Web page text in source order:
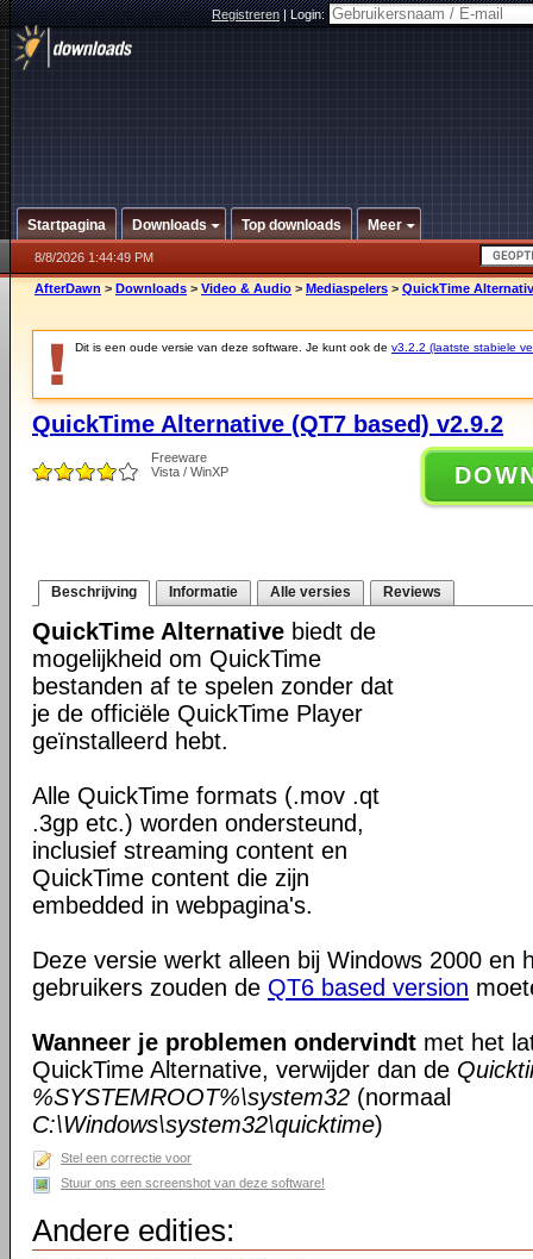
Registreren|Login:
Startpagina Downloads Top downloads Meer
8/8/2026 1:44:49 PM
AfterDawn > Downloads > Video & Audio > Mediaspelers > QuickTime
Dit is een oude versie van deze software. Je kunt ook de v3.2.2 (laatste stabiele
QuickTime Alternative (QT7 based) v2.9.2
Freeware
Vista / WinXP
Beschrijving Informatie Alle versies Reviews
QuickTime Alternative biedt de
mogelijkheid om QuickTime
bestanden af te spelen zonder dat
je de officiële QuickTime Player
geïnstalleerd hebt.
Alle QuickTime formats (.mov .qt
.3gp etc.) worden ondersteund,
inclusief streaming content en
QuickTime content die zijn
embedded in webpagina's.
Deze versie werkt alleen bij Windows 2000 en
gebruikers zouden de QT6 based version
Wanneer je problemen ondervindt met het
QuickTime Alternative, verwijder dan de
%SYSTEMROOT%\system32 (normaal
C:\Windows\system32\quicktime)
Stel een correctie voor
Stuur ons een screenshot van deze software!
Andere edities: